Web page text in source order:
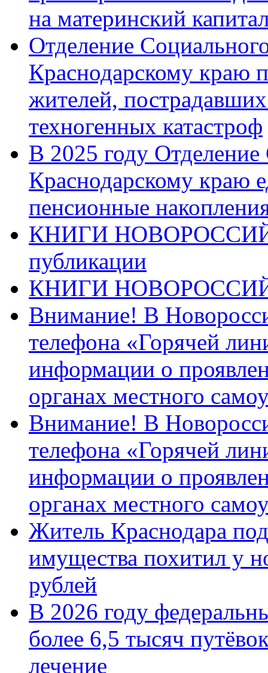
на материнский
Отделение
Краснодарскому краю
жителей,
техногенных катастроф
В 2025 году
Краснодарскому краю
пенсионные
КНИГИ
публикации
КНИГИ
Внимание! В
телефона «Горячей
информации о
органах местного
Внимание! В
телефона «Горячей
информации о
органах местного
Житель Краснодара
имущества похитил у
рублей
В 2026 году
более 6,5 тысяч
лечение